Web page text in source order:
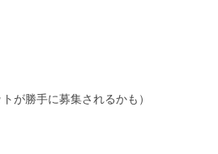
が勝手に募集されるかも）